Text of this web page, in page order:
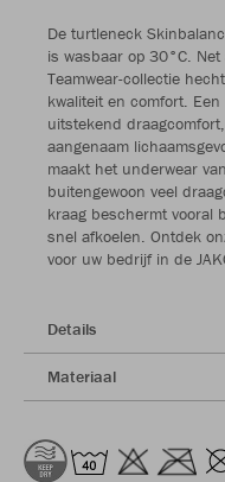
De turtleneck
is wasbaar op 30°C.
Teamwear-collectie
kwaliteit en comfort.
uitstekend
aangenaam
maakt het underwear
buitengewoon veel
kraag beschermt vooral
snel afkoelen. Ontdek
voor uw bedrijf in de
Details
Materiaal